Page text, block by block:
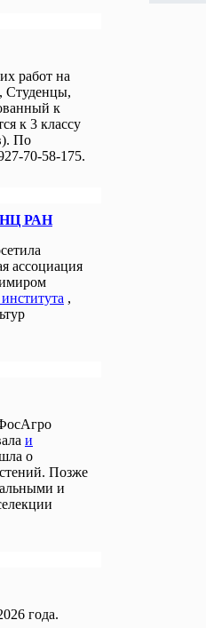
работ на
Студенцы,
к
к 3 классу
По
70-58-175.
РАН
ассоциация
,
и
о
Позже
и
года.